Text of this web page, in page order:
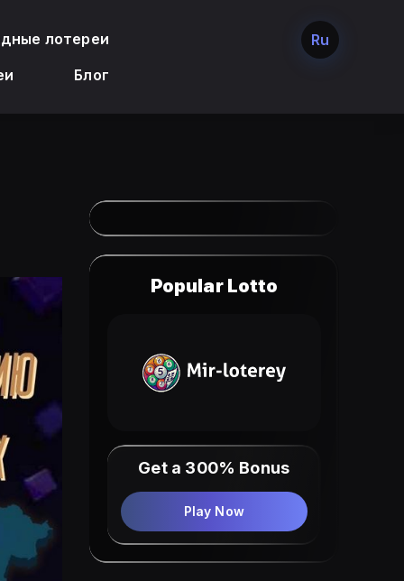
лотереи
Блог
Ru
Popular Lotto
Get a 300% Bonus
Play Now